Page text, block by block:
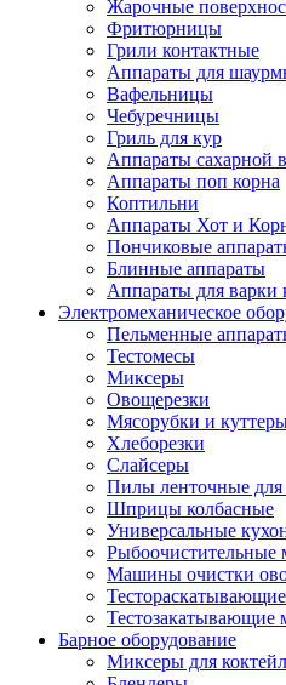
Жарочные
Фритюрницы
Грили контактные
Аппараты для
Вафельницы
Чебуречницы
Гриль для кур
Аппараты сахарной
Аппараты поп корна
Коптильни
Аппараты Хот и
Пончиковые
Блинные аппараты
Аппараты для варки
Электромеханическое
Пельменные
Тестомесы
Миксеры
Овощерезки
Мясорубки и
Хлеборезки
Слайсеры
Пилы ленточные для
Шприцы колбасные
Универсальные
Машины очистки
Барное оборудование
Миксеры для